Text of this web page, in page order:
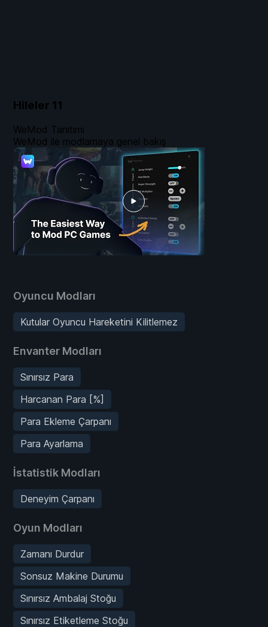
Hileler 11
Oyuncu Modları
Kutular Oyuncu Hareketini Kilitlemez
Envanter Modları
Sınırsız Para
Harcanan Para [%]
Para Ekleme Çarpanı
Para Ayarlama
İstatistik Modları
Deneyim Çarpanı
Oyun Modları
Zamanı Durdur
Sonsuz Makine Durumu
Sınırsız Ambalaj Stoğu
Sınırsız Etiketleme Stoğu
WeMod Tanıtımı
WeMod ile modlamaya genel bakış